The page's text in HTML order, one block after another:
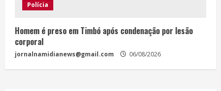
Polícia
Homem é preso em Timbó após condenação por lesão
corporal
jornalnamidianews@gmail.com 06/08/2026